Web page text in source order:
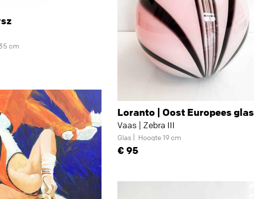
cm
Loranto | Oost Europees glas
Vaas | Zebra III
Glas Hoogte 19 cm
95